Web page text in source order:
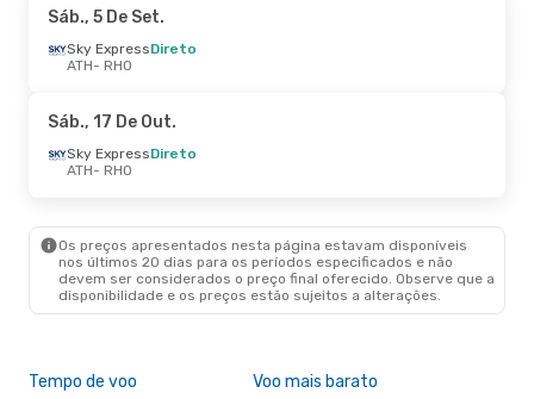
Sky ExpressDireto
RHO- ATH
Sky ExpressDireto
ATH - RHO
Sky ExpressDireto
RHO
- ATH
Sex., 2 De Out.- Sex., 9 De Out.
Sky ExpressDireto
ATH- RHO
Sky ExpressDireto
RHO- ATH
Sáb., 5 De Set.
Sky ExpressDireto
ATH- RHO
Sáb., 17 De Out.
Sky ExpressDireto
ATH- RHO
Os preços apresentados nesta página estavam disponíveis
nos últimos 20 dias para os períodos especificados e não
devem ser considerados o preço final oferecido. Observe que a
disponibilidade e os preços estão sujeitos a alterações.
Tempo de voo Voo mais barato